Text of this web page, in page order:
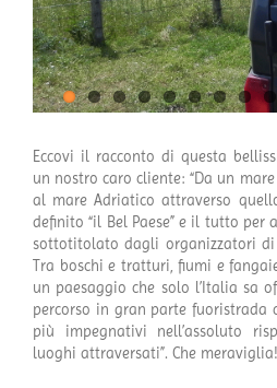
Eccovi il racconto di questa
un nostro caro cliente: “Da un
al mare Adriatico attraverso
definito “il Bel Paese” e il tutto per
sottotitolato dagli organizzatori di
Tra boschi e tratturi, fiumi e
un paesaggio che solo l’Italia sa
percorso in gran parte
più impegnativi nell’assoluto
luoghi attraversati”. Che meraviglia!